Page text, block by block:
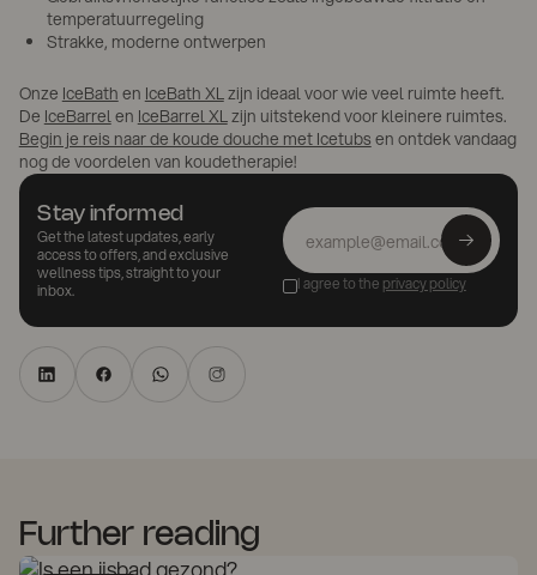
temperatuurregeling
Strakke, moderne ontwerpen
Onze IceBath en IceBath XLzijn ideaal voor wie veel ruimte heeft.
De IceBarrelen IceBarrel XLzijn uitstekend voor kleinere ruimtes.
Begin je reis naar de koude douche met Icetubs en ontdek vandaag
nog de voordelen van koudetherapie!
Stay informed
Get the latest updates, early
access to offers, and exclusive
wellness tips, straight to your
inbox.
I agree to the privacy policy
Further reading